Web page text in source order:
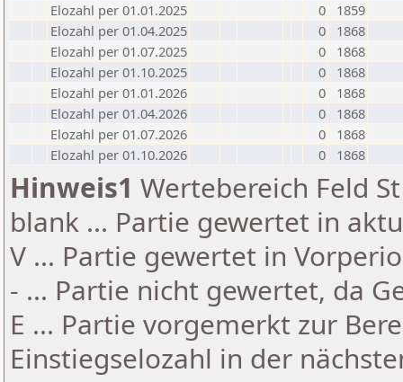
Elozahl per 01.01.2025
0
1859
Elozahl per 01.04.2025
0
1868
Elozahl per 01.07.2025
0
1868
Elozahl per 01.10.2025
0
1868
Elozahl per 01.01.2026
0
1868
Elozahl per 01.04.2026
0
1868
Elozahl per 01.07.2026
0
1868
Elozahl per 01.10.2026
0 1868
Hinweis1 Wertebereich Feld
blank ... Partie gewertet in
V ... Partie gewertet in
- ... Partie nicht gewertet, da
E ... Partie vorgemerkt zur
Einstiegselozahl in der